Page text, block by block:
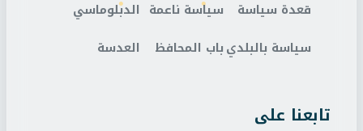
قعدة سياسة
سياسة بالبلدي
سياسة ناعمة
باب المحافظ
الدبلوماسي
العدسة
تابعنا على